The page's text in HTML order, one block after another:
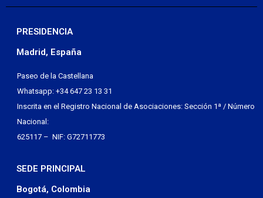
PRESIDENCIA
Madrid, España
Paseo de la Castellana
Whatsapp: +34 647 23 13 31
Inscrita en el Registro Nacional de Asociaciones: Sección 1ª / Número
Nacional:
625117 – NIF: G72711773
SEDE PRINCIPAL
Bogotá, Colombia